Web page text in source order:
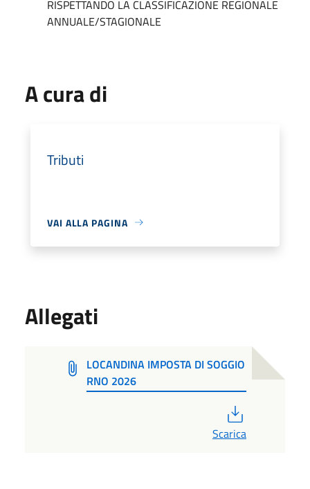
RISPETTANDO LA CLASSIFICAZIONE REGIONALE
ANNUALE/STAGIONALE
A cura di
Tributi
VAI ALLA PAGINA
Allegati
LOCANDINA IMPOSTA DI SOGGIO
RNO 2026
Scarica